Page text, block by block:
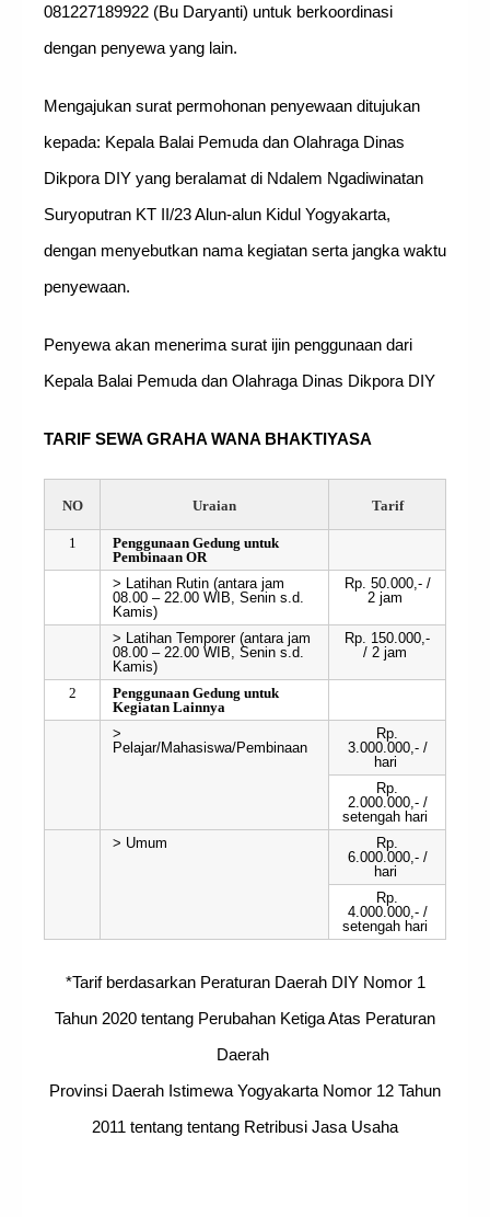
081227189922 (Bu Daryanti) untuk berkoordinasi
dengan penyewa yang lain.
Mengajukan surat permohonan penyewaan ditujukan
kepada: Kepala Balai Pemuda dan Olahraga Dinas
Dikpora DIY yang beralamat di Ndalem Ngadiwinatan
Suryoputran KT II/23 Alun-alun Kidul Yogyakarta,
dengan menyebutkan nama kegiatan serta jangka waktu
penyewaan.
Penyewa akan menerima surat ijin penggunaan dari
Kepala Balai Pemuda dan Olahraga Dinas Dikpora DIY
TARIF SEWA GRAHA WANA BHAKTIYASA
NO Uraian Tarif
1
Penggunaan Gedung untuk
Pembinaan OR
> Latihan Rutin (antara jam
08.00 – 22.00 WIB, Senin s.d.
Kamis)
Rp. 50.000,- /
2 jam
> Latihan Temporer (antara jam
08.00 – 22.00 WIB, Senin s.d.
Kamis)
Rp. 150.000,-
/ 2 jam
2
Penggunaan Gedung untuk
Kegiatan Lainnya
>
Pelajar/Mahasiswa/Pembinaan
Rp.
3.000.000,- /
hari
Rp.
2.000.000,- /
setengah hari
> Umum
Rp.
6.000.000,- /
hari
Rp.
4.000.000,- /
setengah hari
*Tarif berdasarkan Peraturan Daerah DIY Nomor 1
Tahun 2020 tentang Perubahan Ketiga Atas Peraturan
Daerah
Provinsi Daerah Istimewa Yogyakarta Nomor 12 Tahun
2011 tentang tentang Retribusi Jasa Usaha